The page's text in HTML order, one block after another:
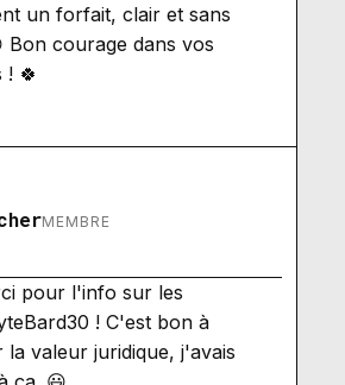
un forfait, clair et sans
Bon courage dans vos
🍀
MEMBRE
pour l'info sur les
! C'est bon à
valeur juridique, j'avais